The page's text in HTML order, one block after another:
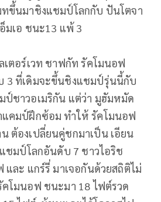
ทขึ้นมาชิงแชมป์โลกกับ ปันโตจา
มเอ ชนะ13 แพ้ 3
เตอร์เวท ชาฟกัท รัคโมนอฟ
3 ที่เดิมจะขึ้นชิงแชมป์รุ่นนี้กับ
ชาวอเมริกัน แต่ว่า มูฮัมหมัด
แคมป์ฝึกซ้อม ทำให้ รัคโมนอฟ
ต้องเปลี่ยนคู่ชกมาเป็น เอียน
ชมป์โลกอันดับ 7 ชาวไอริช
ละ แกร์รี่ มาเจอกันด้วยสถิติไม่
คโมนอฟ ชนะมา 18 ไฟต์รวด